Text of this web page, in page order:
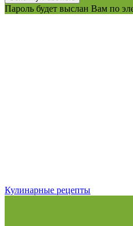
Пароль будет выслан Вам по
Кулинарные рецепты